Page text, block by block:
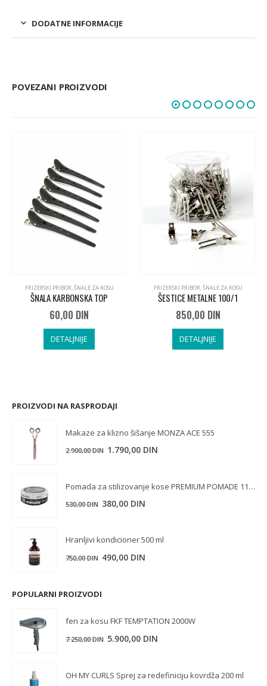
DODATNE INFORMACIJE
POVEZANI PROIZVODI
FRIZERSKI PRIBOR,ŠNALE ZA KOSU
ŠNALA KARBONSKA TOP
60,00 DIN
DETALJNIJE
FRIZERSKI PRIBOR,ŠNALE ZA KOSU
ŠESTICE METALNE 100/1
850,00 DIN
DETALJNIJE
PROIZVODI NA RASPRODAJI
Makaze za klizno šišanje MONZA ACE 555
2.900,00DIN Originalna
bila:
2.900,00 DIN.
1.790,00 DIN
1.790,00 DIN.
Pomada za stilizovanje kose PREMIUM POMADE 11-WILD MANE 150 ml
530,00DIN Originalna
bila:
530,00 DIN.
380,00 DIN
380,00 DIN.
Hranljivi kondicioner 500 ml
750,00DIN Originalna
490,00 DIN
POPULARNI PROIZVODI
fen za kosu FKF TEMPTATION 2000W
7.250,00DIN 5.900,00 DIN
OH MY CURLS Sprej za redefiniciju kovrdža 200 ml